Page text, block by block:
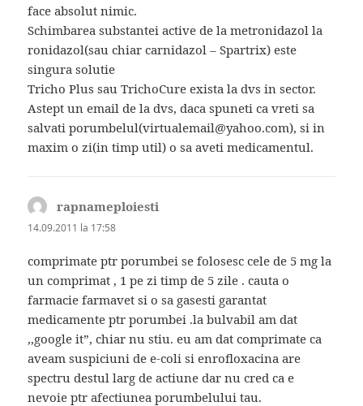
face absolut nimic.
Schimbarea substantei active de la metronidazol la
ronidazol(sau chiar carnidazol – Spartrix) este
singura solutie
Tricho Plus sau TrichoCure exista la dvs in sector.
Astept un email de la dvs, daca spuneti ca vreti sa
salvati porumbelul(virtualemail@yahoo.com), si in
maxim o zi(in timp util) o sa aveti medicamentul.
rapnameploiesti
14.09.2011 la 17:58
comprimate ptr porumbei se folosesc cele de 5 mg la
un comprimat , 1 pe zi timp de 5 zile . cauta o
farmacie farmavet si o sa gasesti garantat
medicamente ptr porumbei .la bulvabil am dat
,,google it”, chiar nu stiu. eu am dat comprimate ca
aveam suspiciuni de e-coli si enrofloxacina are
spectru destul larg de actiune dar nu cred ca e
nevoie ptr afectiunea porumbelului tau.